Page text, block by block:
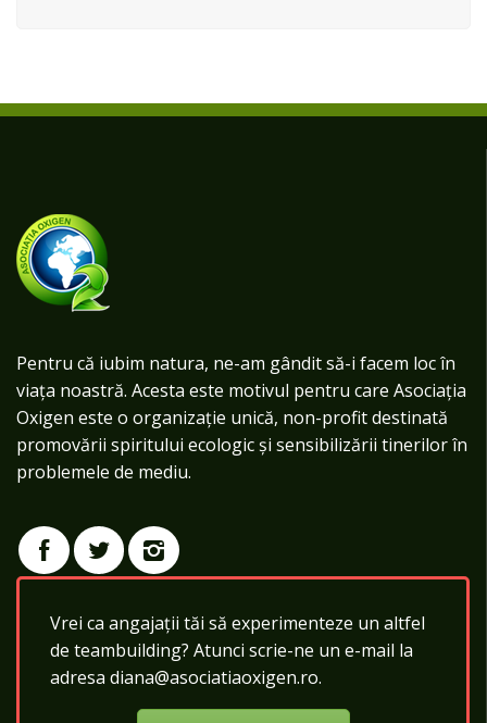
Pentru că iubim natura, ne-am gândit să-i facem loc în
viața noastră. Acesta este motivul pentru care Asociația
Oxigen este o organizație unică, non-profit destinată
promovării spiritului ecologic și sensibilizării tinerilor în
problemele de mediu.
Vrei ca angajații tăi să experimenteze un altfel
de teambuilding? Atunci scrie-ne un e-mail la
adresa diana@asociatiaoxigen.ro.